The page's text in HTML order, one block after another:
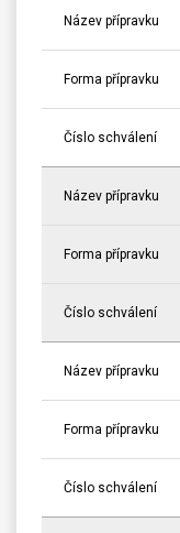
Název přípravku
Forma přípravku
Číslo schválení
Název přípravku
Forma přípravku
Číslo schválení
Název přípravku
Forma přípravku
Číslo schválení